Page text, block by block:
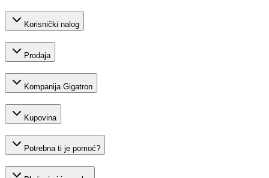
Korisnički nalog
Prodaja
Kompanija Gigatron
Kupovina
Potrebna ti je pomoć?